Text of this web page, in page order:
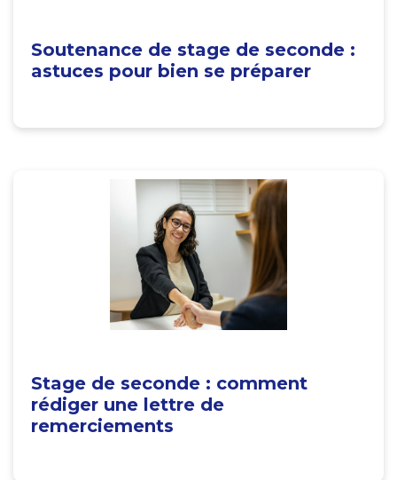
Soutenance de stage de seconde :
astuces pour bien se préparer
Stage de seconde : comment
rédiger une lettre de
remerciements